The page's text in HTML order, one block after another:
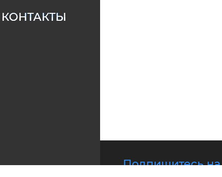
КОНТАКТЫ
Подпишитесь на